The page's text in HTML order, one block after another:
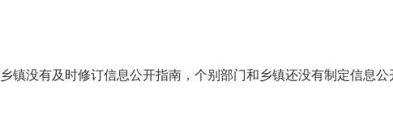
镇没有及时修订信息公开指南，个别部门和乡镇还没有制定信息